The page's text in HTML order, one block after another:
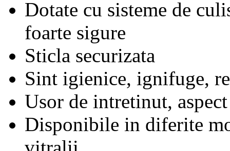
Dotate cu sisteme de
foarte sigure
Sticla securizata
Sint igienice, ignifuge,
Usor de intretinut,
Disponibile in diferite